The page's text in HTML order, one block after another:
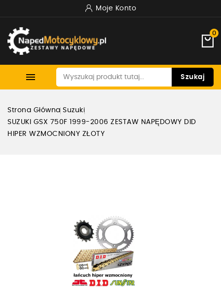
Moje Konto
0
 Szukaj
Strona Główna Suzuki
SUZUKI GSX 750F 1999-2006 ZESTAW NAPĘDOWY DID
HIPER WZMOCNIONY ZŁOTY